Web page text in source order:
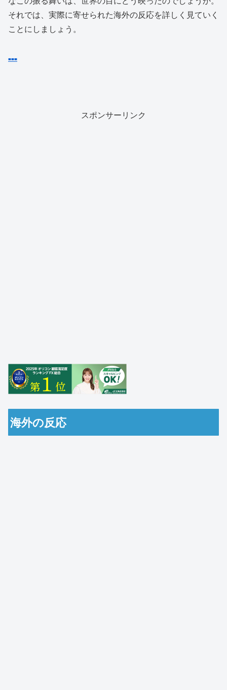
それでは、実際に寄せられた海外の反応を詳しく見ていく
ことにしましょう。
■■■
スポンサーリンク
海外の反応